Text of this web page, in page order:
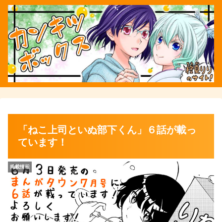
「ねこ上司といぬ部下くん」６話が載っ
ています！
掲載情報